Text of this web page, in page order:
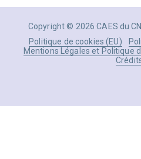
Copyright © 2026 CAES du
Politique de cookies (EU)
Mentions Légales et Politique